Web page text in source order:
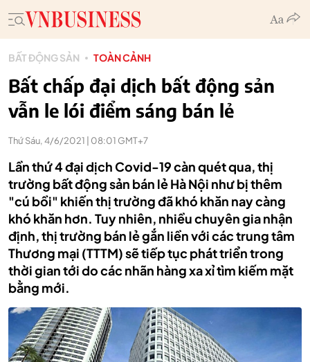
BẤT ĐỘNG SẢN TOÀN CẢNH
Bất chấp đại dịch bất động sản
vẫn le lói điểm sáng bán lẻ
Thứ Sáu, 4/6/2021 | 08:01 GMT+7
Lần thứ 4 đại dịch Covid-19 càn quét qua, thị
trường bất động sản bán lẻ Hà Nội như bị thêm
"cú bồi" khiến thị trường đã khó khăn nay càng
khó khăn hơn. Tuy nhiên, nhiều chuyên gia nhận
định, thị trường bán lẻ gắn liền với các trung tâm
Thương mại (TTTM) sẽ tiếp tục phát triển trong
thời gian tới do các nhãn hàng xa xỉ tìm kiếm mặt
bằng mới.